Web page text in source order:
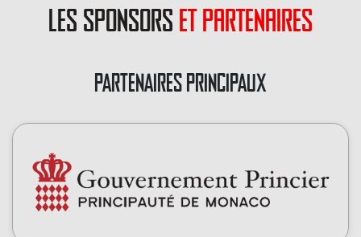
les sponsors et partenaires
PARTENAIRES PRINCIPAUX